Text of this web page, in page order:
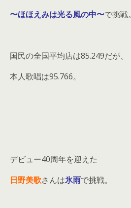
〜ほほえみは光る風の中〜で挑戦。
国民の全国平均店は85.249だが、
本人歌唱は95.766。
デビュー40周年を迎えた
日野美歌さんは氷雨で挑戦。